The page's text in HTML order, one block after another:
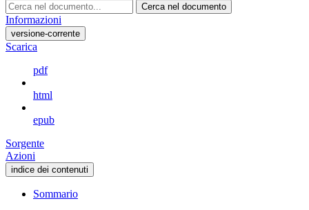
Cerca nel documento
Informazioni
versione-corrente
Scarica
pdf
html
epub
Sorgente
Azioni
indice dei contenuti
Sommario